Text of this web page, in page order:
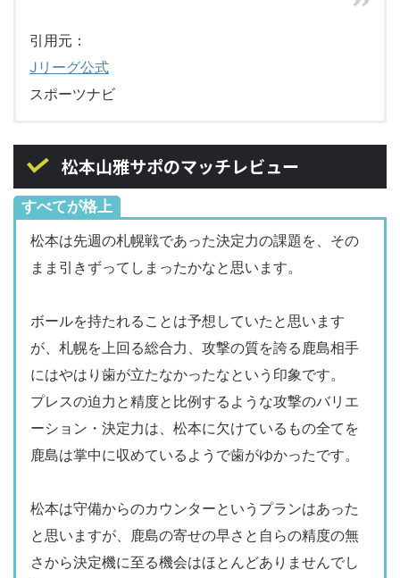
引用元：
Jリーグ公式
スポーツナビ
に勇気を与えてくれたと思います。ハーフ
タイムに言ったことを選手たちがしっかり
実行してくれた結果が良い形で勝つことに
つながったと思います。次にあるACLに向
けてしっかり準備したいと思います。
≫ 山本 脩斗選手がひさびさの復帰になり
ました。いまの調子を教えてください。
調子はできれば本人に聞いていただければ
と思います。われわれは彼がコンディショ
ンを上げるために最善の努力をしたいと思
い今日の起用に至りました。彼の存在はチ
は慎重に進めていかなければいけないこと
なので、今日は30分近く出場しましたけ
れども、次のACLもまた彼がピッチに立つ
61% ボール支配率
14 シュート 6
7 枠内シュート
196 スプリント 167
557(83%) パス（成功率） 325(75%)
3 オフサイド 3
15 フリーキック 12
10 コーナーキック 0
0 ペナルティキック 0
松本山雅サポのマッチレビュー
すべてが格上
松本は先週の札幌戦であった決定力の課題を、その
まま引きずってしまったかなと思います。
ボールを持たれることは予想していたと思います
が、札幌を上回る総合力、攻撃の質を誇る鹿島相手
にはやはり歯が立たなかったなという印象です。
プレスの迫力と精度と比例するような攻撃のバリエ
ーション・決定力は、松本に欠けているもの全てを
鹿島は掌中に収めているようで歯がゆかったです。
松本は守備からのカウンターというプランはあった
と思いますが、鹿島の寄せの早さと自らの精度の無
さから決定機に至る機会はほとんどありませんでし